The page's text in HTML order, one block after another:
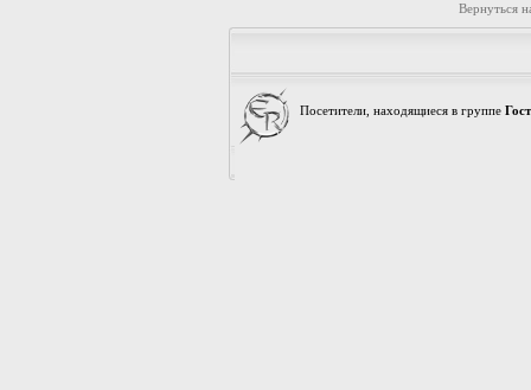
Вернуться
Посетители, находящиеся в группе